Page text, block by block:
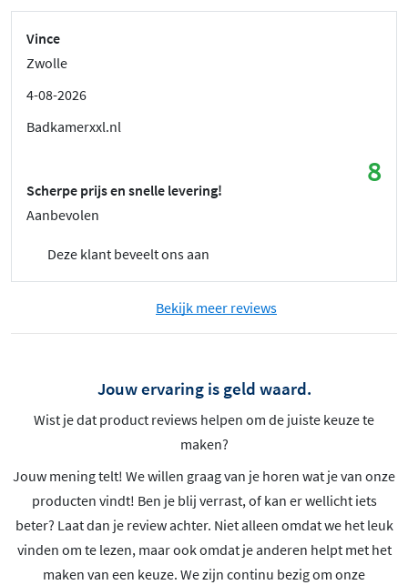
Vince
Zwolle
4-08-2026
Badkamerxxl.nl
8
Scherpe prijs en snelle levering!
Aanbevolen
Deze klant beveelt ons aan
Bekijk meer reviews
Jouw ervaring is geld waard.
Wist je dat product reviews helpen om de juiste keuze te
maken?
Jouw mening telt! We willen graag van je horen wat je van onze
producten vindt! Ben je blij verrast, of kan er wellicht iets
beter? Laat dan je review achter. Niet alleen omdat we het leuk
vinden om te lezen, maar ook omdat je anderen helpt met het
maken van een keuze. We zijn continu bezig om onze